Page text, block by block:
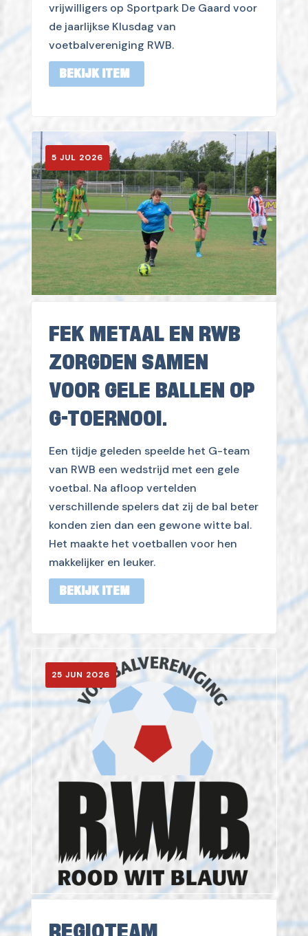
vrijwilligers op Sportpark De Gaard voor
de jaarlijkse Klusdag van
voetbalvereniging RWB.
BEKIJK ITEM
5 JUL 2026
FEK METAAL EN RWB
ZORGDEN SAMEN
VOOR GELE BALLEN OP
G-TOERNOOI.
Een tijdje geleden speelde het G-team
van RWB een wedstrijd met een gele
voetbal. Na afloop vertelden
verschillende spelers dat zij de bal beter
konden zien dan een gewone witte bal.
Het maakte het voetballen voor hen
makkelijker en leuker.
BEKIJK ITEM
25 JUN 2026